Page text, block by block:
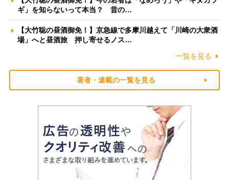
ギ」を知らないって本当？ 昔の…
【大竹聡の昼酒御免！】京急線で多摩川越えて「川崎の大衆酒
場」へと昼酒旅 押し寄せるノス…
一覧を見る
著者・連載の一覧を見る